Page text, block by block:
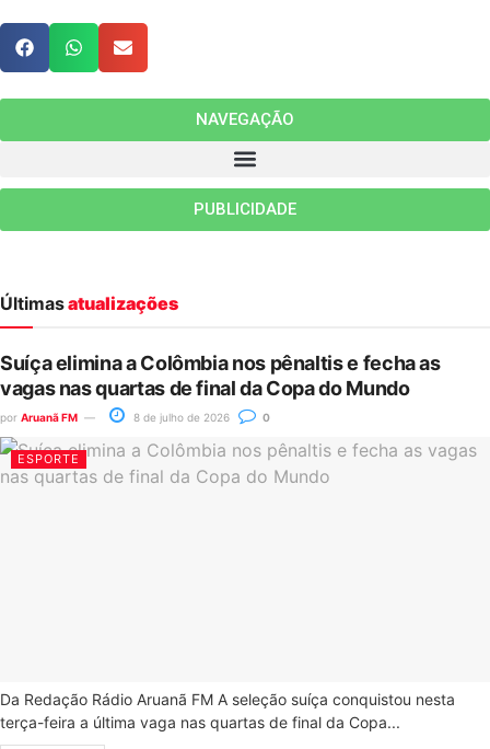
NAVEGAÇÃO
PUBLICIDADE
Últimasatualizações
Suíça elimina a Colômbia nos pênaltis e fecha as
vagas nas quartas de final da Copa do Mundo
por Aruanã FM 8 de julho de 2026 0
ESPORTE
Da Redação Rádio Aruanã FM A seleção suíça conquistou nesta
terça-feira a última vaga nas quartas de final da Copa...